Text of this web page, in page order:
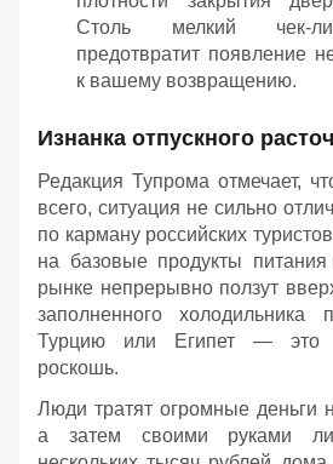
Столь мелкий чек-
предотвратит появление
к вашему возвращению.
Изнанка отпускного
Редакция Тупрома отмечает,
всего, ситуация не сильно
по карману российских
на базовые продукты питания
рынке непрерывно ползут
заполненного холодильника
Турцию или Египет — это
роскошь.
Люди тратят огромные деньги
а затем своими руками